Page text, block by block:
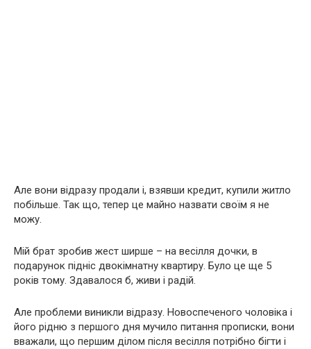
Але вони відразу продали і, взявши кредит, купили житло
побільше. Так що, тепер це майно назвати своїм я не
можу.
Мій брат зробив жест ширше – на весілля дочки, в
подарунок підніс двокімнатну квартиру. Було це ще 5
років тому. Здавалося б, живи і радій.
Але проблеми виникли відразу. Новоспеченого чоловіка і
його рідню з першого дня мучило питання прописки, вони
вважали, що першим ділом після весілля потрібно бігти і